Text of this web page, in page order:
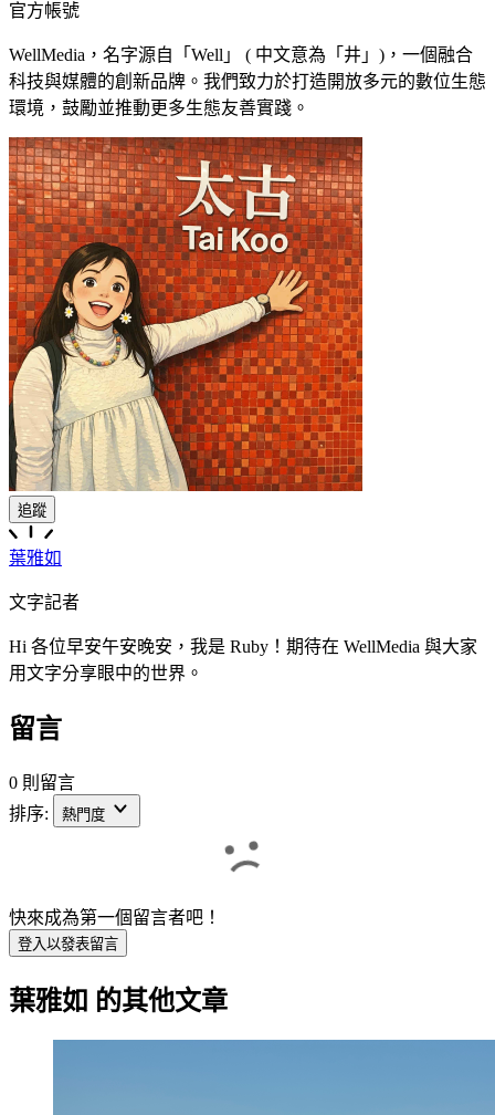
官方帳號
WellMedia，名字源自「Well」 ( 中文意為「井」)，一個融合
科技與媒體的創新品牌。我們致力於打造開放多元的數位生態
環境，鼓勵並推動更多生態友善實踐。
追蹤
葉雅如
文字記者
Hi 各位早安午安晚安，我是 Ruby！期待在 WellMedia 與大家
用文字分享眼中的世界。
留言
0 則留言
排序:
熱門度
快來成為第一個留言者吧！
登入以發表留言
葉雅如 的其他文章